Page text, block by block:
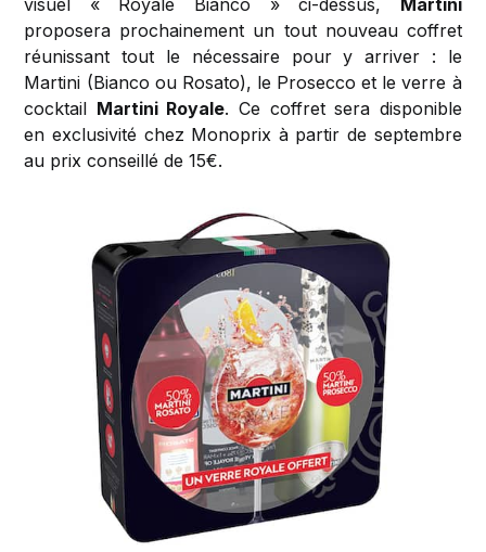
visuel « Royale Bianco » ci-dessus,
Martini
proposera prochainement un tout nouveau coffret
réunissant tout le nécessaire pour y arriver : le
Martini (Bianco ou Rosato), le Prosecco et le verre à
cocktail Martini Royale. Ce coffret sera disponible
en exclusivité chez Monoprix à partir de septembre
au prix conseillé de 15€.